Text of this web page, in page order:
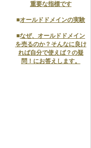
重要な指標です
■オールドドメインの実験
■なぜ、オールドドメイン
を売るのか？そんなに良け
れば自分で使えば？の疑
問！にお答えします。